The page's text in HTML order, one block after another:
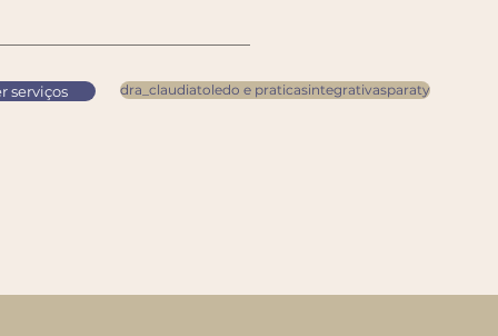
serviços dra_claudiatoledo e praticasintegrativasparaty